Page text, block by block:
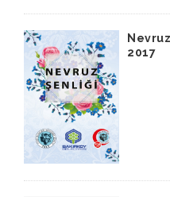
2017